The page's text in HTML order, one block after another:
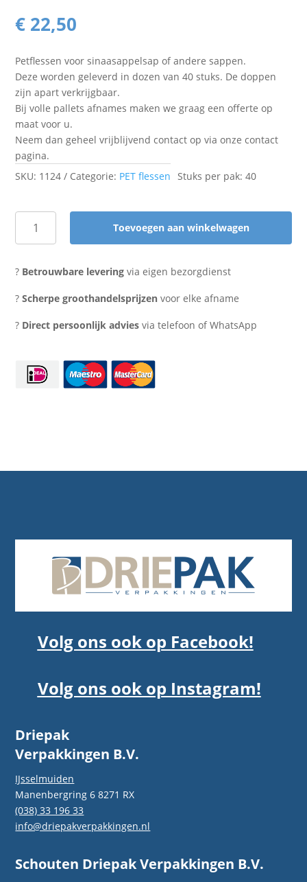
€ 22,50
Petflessen voor sinaasappelsap of andere sappen.
Deze worden geleverd in dozen van 40 stuks. De doppen
zijn apart verkrijgbaar.
Bij volle pallets afnames maken we graag een offerte op
maat voor u.
Neem dan geheel vrijblijvend contact op via onze contact
pagina.
SKU: 1124 Categorie: PET flessen Stuks per pak: 40
Petfles
(40
aantal
Toevoegen aan winkelwagen
? Betrouwbare levering via eigen bezorgdienst
?Scherpe groothandelsprijzen voor elke afname
? Direct persoonlijk advies via telefoon of WhatsApp
Volg ons ook op Facebook!
Volg ons ook op Instagram!
Driepak
Verpakkingen B.V.
IJsselmuiden
Manenbergring 6 8271 RX
(038) 33 196 33
info@driepakverpakkingen.nl
Schouten Driepak Verpakkingen B.V.